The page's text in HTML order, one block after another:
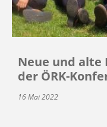
Neue und alte
der ÖRK-
16 Mai 2022